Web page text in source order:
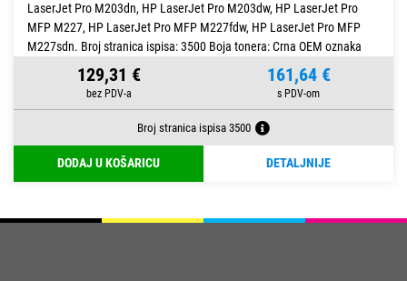
LaserJet Pro M203dn, HP LaserJet Pro M203dw, HP LaserJet Pro
MFP M227, HP LaserJet Pro MFP M227fdw, HP LaserJet Pro MFP
M227sdn. Broj stranica ispisa: 3500 Boja tonera: Crna OEM oznaka
129,31 € 161,64 €
Broj stranica ispisa 3500
DODAJ U KOŠARICU DETALJNIJE